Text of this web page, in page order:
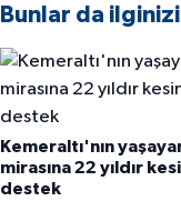
Bunlar da
Kemeraltı'nın
mirasına 22 yıldır
destek